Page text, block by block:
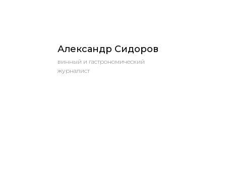
Александр Сидоров
винный и гастрономический
журналист